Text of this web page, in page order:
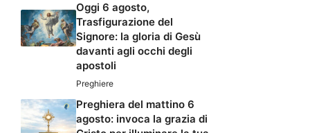
Oggi 6 agosto,
Trasfigurazione del
Signore: la gloria di Gesù
davanti agli occhi degli
apostoli
Preghiere
Preghiera del mattino 6
agosto: invoca la grazia di